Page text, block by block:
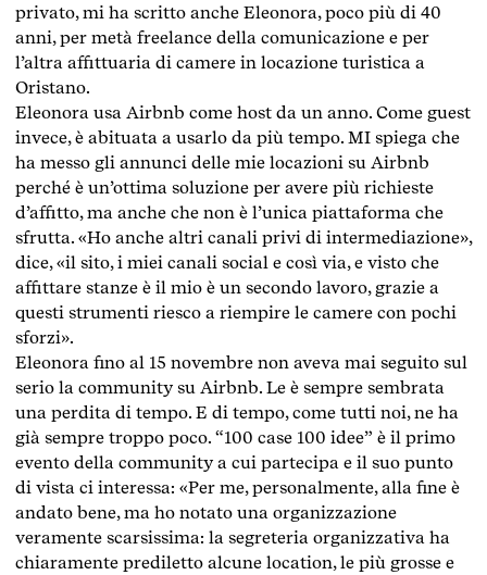
privato, mi ha scritto anche Eleonora, poco più di 40
anni, per metà freelance della comunicazione e per
l’altra affittuaria di camere in locazione turistica a
Oristano.
Eleonora usa Airbnb come host da un anno. Come guest
invece, è abituata a usarlo da più tempo. MI spiega che
ha messo gli annunci delle mie locazioni su Airbnb
perché è un’ottima soluzione per avere più richieste
d’affitto, ma anche che non è l’unica piattaforma che
sfrutta. «Ho anche altri canali privi di intermediazione»,
dice, «il sito, i miei canali social e così via, e visto che
affittare stanze è il mio è un secondo lavoro, grazie a
questi strumenti riesco a riempire le camere con pochi
sforzi».
Eleonora fino al 15 novembre non aveva mai seguito sul
serio la community su Airbnb. Le è sempre sembrata
una perdita di tempo. E di tempo, come tutti noi, ne ha
già sempre troppo poco. “100 case 100 idee” è il primo
evento della community a cui partecipa e il suo punto
di vista ci interessa: «Per me, personalmente, alla fine è
andato bene, ma ho notato una organizzazione
veramente scarsissima: la segreteria organizzativa ha
chiaramente prediletto alcune location, le più grosse e